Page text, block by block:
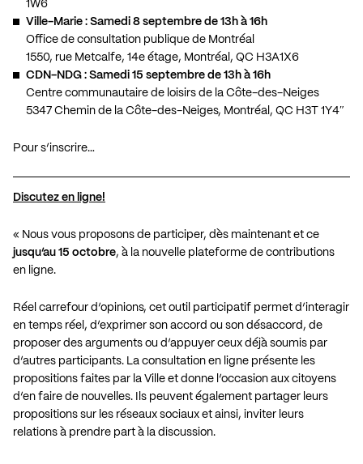
1W6
Ville-Marie : Samedi 8 septembre de 13h à 16h
Office de consultation publique de Montréal
1550, rue Metcalfe, 14e étage, Montréal, QC H3A1X6
CDN-NDG : Samedi 15 septembre de 13h à 16h
Centre communautaire de loisirs de la Côte-des-Neiges
5347 Chemin de la Côte-des-Neiges, Montréal, QC H3T 1Y4″
Pour s’inscrire…
Discutez en ligne!
« Nous vous proposons de participer, dès maintenant et ce
jusqu’au 15 octobre, à la nouvelle plateforme de contributions
en ligne.
Réel carrefour d’opinions, cet outil participatif permet d’interagir
en temps réel, d’exprimer son accord ou son désaccord, de
proposer des arguments ou d’appuyer ceux déjà soumis par
d’autres participants. La consultation en ligne présente les
propositions faites par la Ville et donne l’occasion aux citoyens
d’en faire de nouvelles. Ils peuvent également partager leurs
propositions sur les réseaux sociaux et ainsi, inviter leurs
relations à prendre part à la discussion.